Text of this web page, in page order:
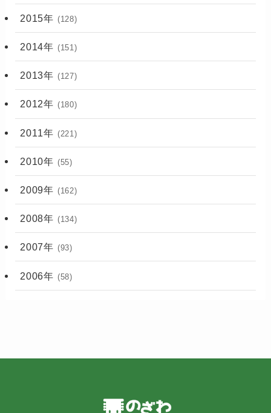
2015年 (128)
2014年 (151)
2013年 (127)
2012年 (180)
2011年 (221)
2010年 (55)
2009年 (162)
2008年 (134)
2007年 (93)
2006年 (58)